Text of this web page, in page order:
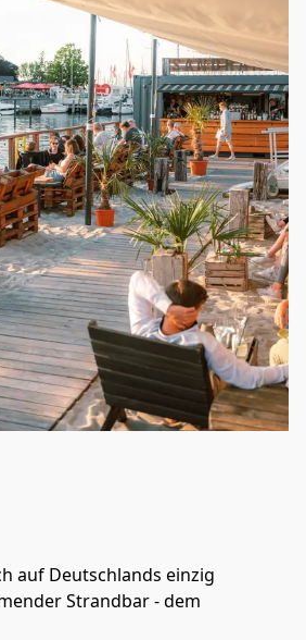
auf Deutschlands einzig
Strandbar - dem